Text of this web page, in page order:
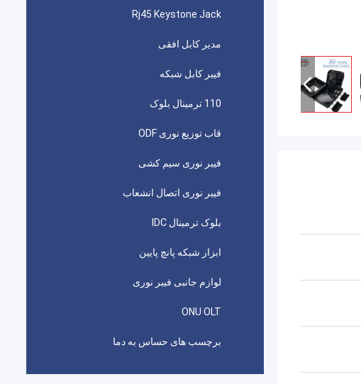
Rj45 Keystone Jack
مدیر کابل افقی
فیبر کابل شبکه
110 ترمینال بلوک
قاب توزیع نوری ODF
فیبر نوری سیم کشی
فیبر نوری اتصال انشعاب
بلوک ترمینال IDC
ابزار شبکه پانچ پایین
لوازم جانبی فیبر نوری
ONU OLT
برچسب های حساس به دما